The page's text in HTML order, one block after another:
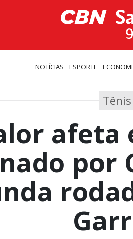
NOTÍCIAS ESPORTE
Tênis
afeta
por